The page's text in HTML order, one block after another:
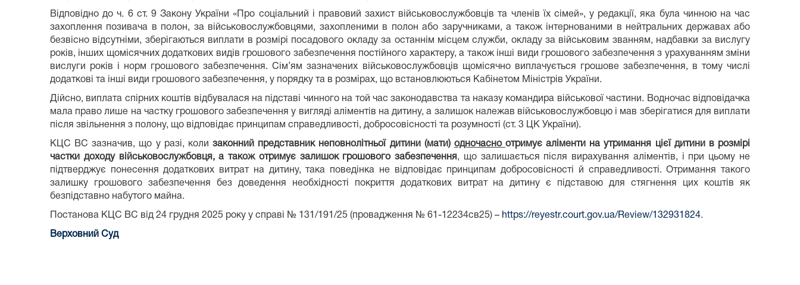
Відповідно до ч. 6 ст. 9 Закону України «Про соціальний і правовий захист військовослужбовців та членів їх сімей», у редакції, яка була чинною на час
захоплення позивача в полон, за військовослужбовцями, захопленими в полон або заручниками, а також інтернованими в нейтральних державах або
безвісно відсутніми, зберігаються виплати в розмірі посадового окладу за останнім місцем служби, окладу за військовим званням, надбавки за вислугу
років, інших щомісячних додаткових видів грошового забезпечення постійного характеру, а також інші види грошового забезпечення з урахуванням зміни
вислуги років і норм грошового забезпечення. Сім’ям зазначених військовослужбовців щомісячно виплачується грошове забезпечення, в тому числі
додаткові та інші види грошового забезпечення, у порядку та в розмірах, що встановлюються Кабінетом Міністрів України.
Дійсно, виплата спірних коштів відбувалася на підставі чинного на той час законодавства та наказу командира військової частини. Водночас відповідачка
мала право лише на частку грошового забезпечення у вигляді аліментів на дитину, а залишок належав військовослужбовцю і мав зберігатися для виплати
після звільнення з полону, що відповідає принципам справедливості, добросовісності та розумності (ст. 3 ЦК України).
КЦС ВС зазначив, що у разі, колизаконний представник неповнолітньої дитини (мати) одночасно отримує аліменти на утримання цієї дитини в розмірі
частки доходу військовослужбовця, а також отримує залишок грошового забезпечення, що залишається після вирахування аліментів, і при цьому не
підтверджує понесення додаткових витрат на дитину, така поведінка не відповідає принципам добросовісності й справедливості. Отримання такого
залишку грошового забезпечення без доведення необхідності покриття додаткових витрат на дитину є підставою для стягнення цих коштів як
безпідставно набутого майна.
Постанова КЦС ВС від 24 грудня 2025 року у справі № 131/191/25 (провадження № 61-12234св25) – https://reyestr.court.gov.ua/Review/132931824.
Верховний Суд